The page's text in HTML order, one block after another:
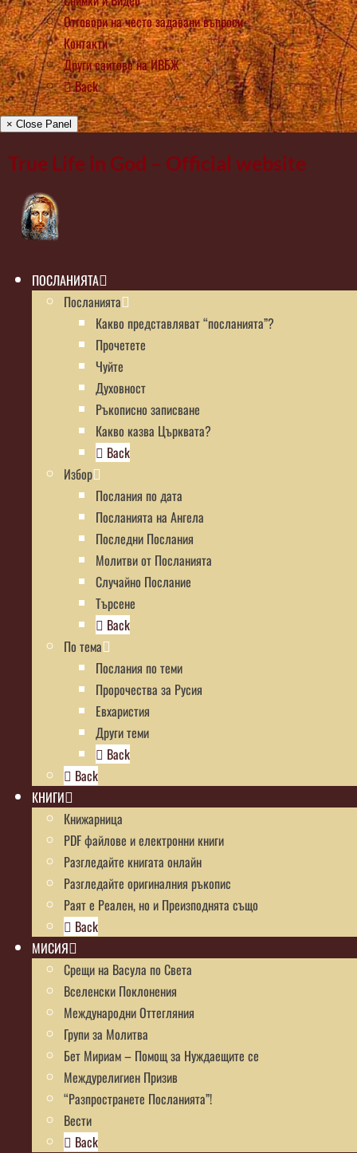
Отговори на често задавани въпроси
Контакти
Други сайтове на ИВБЖ
Back
× Close Panel
True Life in God – Official website
ПОСЛАНИЯТА
Посланията
Какво представляват “посланията”?
Прочетете
Чуйте
Духовност
Ръкописно записване
Какво казва Църквата?
Back
Избор
Послания по дата
Посланията на Ангела
Последни Послания
Молитви от Посланията
Случайно Послание
Търсене
Back
По тема
Послания по теми
Пророчества за Русия
Евхаристия
Други теми
Back
Back
КНИГИ
Книжарница
PDF файлове и електронни книги
Разгледайте книгата онлайн
Разгледайте оригиналния ръкопис
Раят е Реален, но и Преизподнята също
Back
МИСИЯ
Срещи на Васула по Света
Вселенски Поклонения
Международни Оттегляния
Групи за Молитва
Бет Мириам – Помощ за Нуждаещите се
Междурелигиен Призив
“Разпространете Посланията”!
Вести
Back